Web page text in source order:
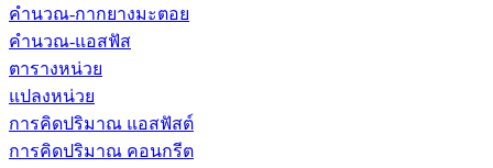
คำนวณ-กากยางมะตอย
คำนวณ-แอสฟัส
ตารางหน่วย
แปลงหน่วย
การคิดปริมาณ แอสฟัสต์
การคิดปริมาณ คอนกรีต